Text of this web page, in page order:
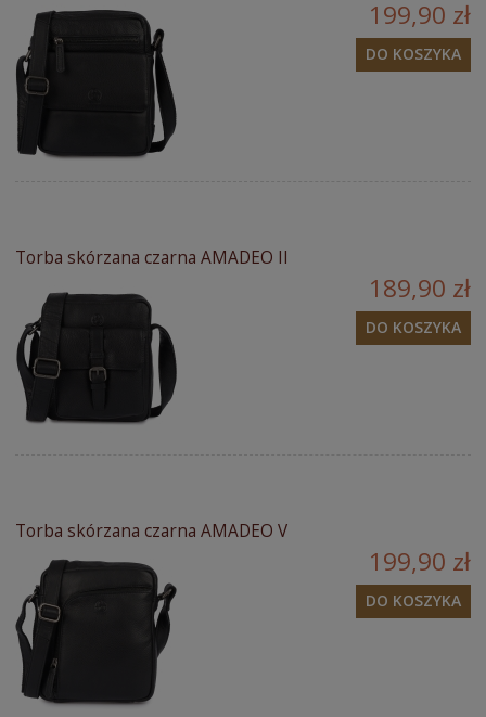
199,90 zł
DO KOSZYKA
Torba skórzana czarna AMADEO II
189,90 zł
DO KOSZYKA
Torba skórzana czarna AMADEO V
199,90 zł
DO KOSZYKA